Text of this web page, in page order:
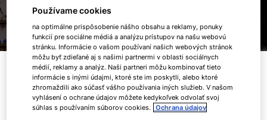
Co u nás získáte?
Používame cookies
na optimálne prispôsobenie nášho obsahu a reklamy, ponuky
funkcií pre sociálne médiá a analýzu prístupov na našu webovú
stránku. Informácie o vašom používaní našich webových stránok
môžu byť zdieľané aj s našimi partnermi v oblasti sociálnych
médií, reklamy a analýz. Naši partneri môžu kombinovať tieto
informácie s inými údajmi, ktoré ste im poskytli, alebo ktoré
zhromaždili ako súčasť vášho používania iných služieb. V našom
vyhlásení o ochrane údajov môžete kedykoľvek odvolať svoj
súhlas s používaním súborov cookies. Ochrana údajov